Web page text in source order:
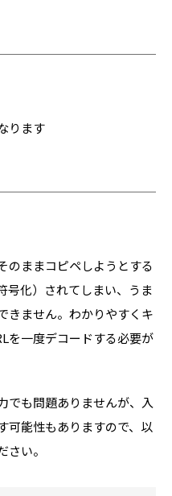
ります
のままコピペしようとする
号化）されてしまい、うま
きません。わかりやすくキ
を一度デコードする必要が
でも問題ありませんが、入
可能性もありますので、以
い。